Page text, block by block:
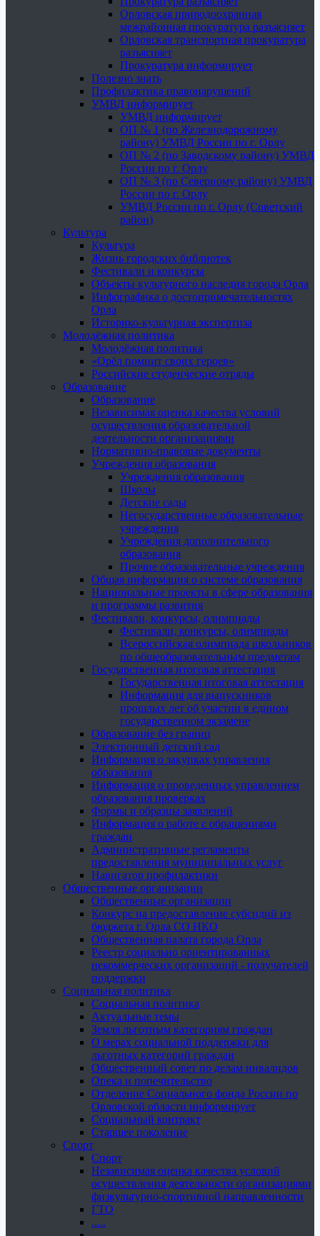
Орловская природоохранная
межрайонная прокуратура разъясняет
Орловская транспортная прокуратура
разъясняет
Прокуратура информирует
Полезно знать
Профилактика правонарушений
УМВД информирует
УМВД информирует
ОП № 1 (по Железнодорожному
району) УМВД России по г. Орлу
ОП № 2 (по Заводскому району) УМВД
России по г. Орлу
ОП № 3 (по Северному району) УМВД
России по г. Орлу
УМВД России по г. Орлу (Советский
район)
Культура
Культура
Жизнь городских библиотек
Фестивали и конкурсы
Объекты культурного наследия города Орла
Инфографика о достопримечательностях
Орла
Историко-культурная экспертиза
Молодёжная политика
Молодёжная политика
«Орёл помнит своих героев»
Российские студенческие отряды
Образование
Образование
Независимая оценка качества условий
осуществления образовательной
деятельности организациями
Нормативно-правовые документы
Учреждения образования
Учреждения образования
Школы
Детские сады
Негосударственные образовательные
учреждения
Учреждения дополнительного
образования
Прочие образовательные учреждения
Общая информация о системе образования
Национальные проекты в сфере образования
и программы развития
Фестивали, конкурсы, олимпиады
Фестивали, конкурсы, олимпиады
Всероссийская олимпиада школьников
по общеобразовательным предметам
Государственная итоговая аттестация
Государственная итоговая аттестация
Информация для выпускников
прошлых лет об участии в едином
государственном экзамене
Образование без границ
Электронный детский сад
Информация о закупках управления
образования
Информация о проведенных управлением
образования проверках
Формы и образцы заявлений
Информация о работе с обращениями
граждан
Административные регламенты
предоставления муниципальных услуг
Навигатор профилактики
Общественные организации
Общественные организации
Конкурс на предоставление субсидий из
бюджета г. Орла СО НКО
Общественная палата города Орла
Реестр социально ориентированных
некоммерческих организаций - получателей
поддержки
Социальная политика
Социальная политика
Актуальные темы
Земля льготным категориям граждан
О мерах социальной поддержки для
льготных категорий граждан
Общественный совет по делам инвалидов
Опека и попечительство
Отделение Социального фонда России по
Орловской области информирует
Социальный контракт
Старшее поколение
Спорт
Спорт
Независимая оценка качества условий
осуществления деятельности организациями
физкультурно-спортивной направленности
ГТО
.....